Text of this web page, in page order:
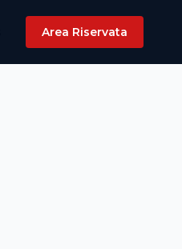
Area Riservata